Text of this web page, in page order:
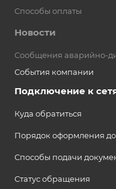
Способы оплаты
Новости
Сообщения аварийно-
События компании
Подключение к
Куда обратиться
Порядок оформления
Способы подачи
Статус обращения